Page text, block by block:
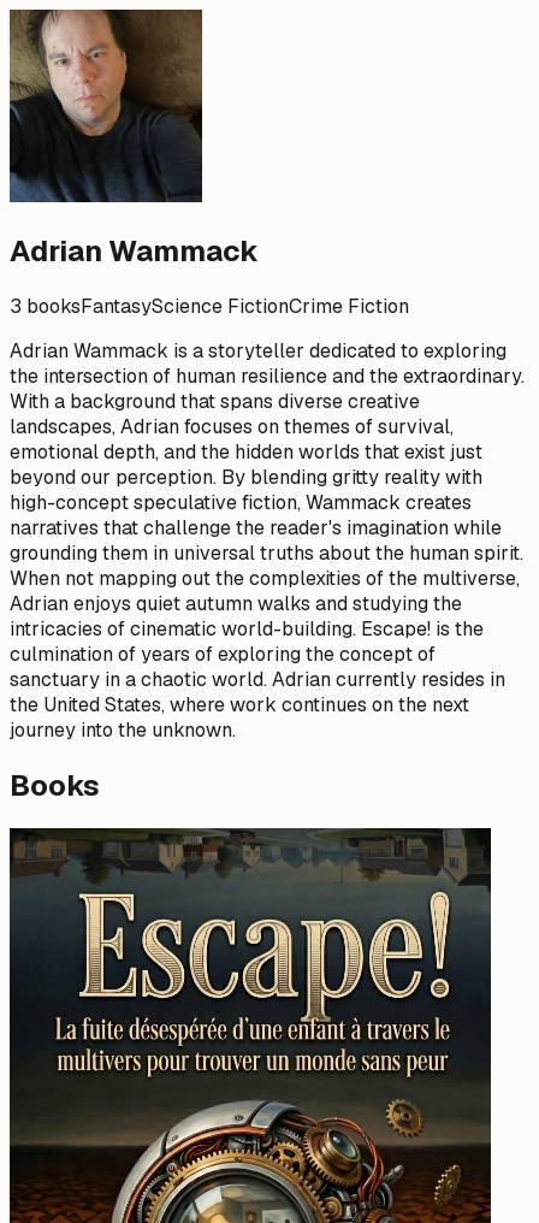
Adrian Wammack
3 booksFantasyScience FictionCrime Fiction
Adrian Wammack is a storyteller dedicated to exploring
the intersection of human resilience and the extraordinary.
With a background that spans diverse creative
landscapes, Adrian focuses on themes of survival,
emotional depth, and the hidden worlds that exist just
beyond our perception. By blending gritty reality with
high-concept speculative fiction, Wammack creates
narratives that challenge the reader's imagination while
grounding them in universal truths about the human spirit.
When not mapping out the complexities of the multiverse,
Adrian enjoys quiet autumn walks and studying the
intricacies of cinematic world-building. Escape! is the
culmination of years of exploring the concept of
sanctuary in a chaotic world. Adrian currently resides in
the United States, where work continues on the next
journey into the unknown.
Books